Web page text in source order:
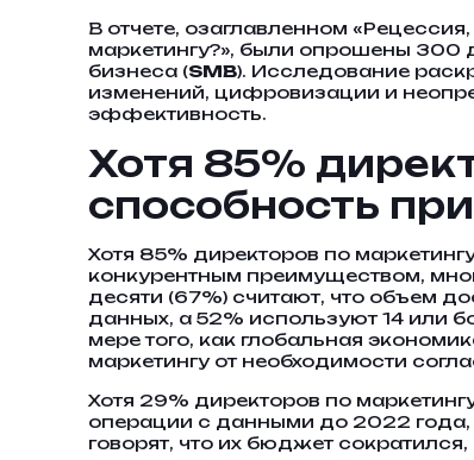
В отчете, озаглавленном
маркетингу?», были опрошены 300
бизнеса (SMB). Исследование
изменений, цифровизации и
эффективность.
Хотя 85%
способность
Хотя 85% директоров по
конкурентным преимуществом,
десяти (67%) считают, что объем
данных, а 52% используют 14 или
мере того, как глобальная
маркетингу от необходимости
Хотя 29% директоров по
операции с данными до 2022 года,
говорят, что их бюджет